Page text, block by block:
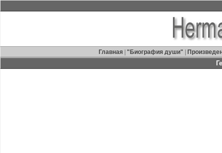
Главная "Биография души"